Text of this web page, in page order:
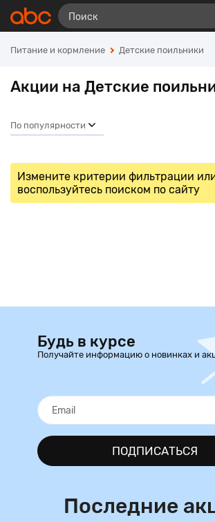
Питание и кормление Детские поильники
Акции на Детские
По популярности
Измените критерии фильтрации
воспользуйтесь поиском по сайту
Будь в курсе
Получайте информацию о новинках и
ПОДПИСАТЬСЯ
Последние